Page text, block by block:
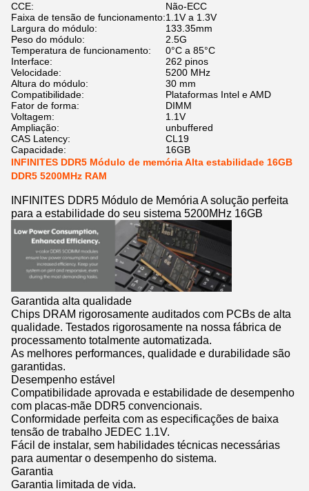
CCE:
Não-ECC
Faixa de tensão de funcionamento:1.1V a 1.3V
Largura do módulo:
133.35mm
Peso do módulo:
2.5G
Temperatura de funcionamento:
0°C a 85°C
Interface:
262 pinos
Velocidade:
5200 MHz
Altura do módulo:
30 mm
Compatibilidade:
Plataformas Intel e AMD
Fator de forma:
DIMM
Voltagem:
1.1V
Ampliação:
unbuffered
CAS Latency:
CL19
Capacidade:
16GB
INFINITES DDR5 Módulo de memória Alta estabilidade 16GB
DDR5 5200MHz RAM
INFINITES DDR5 Módulo de Memória A solução perfeita
para a estabilidade do seu sistema 5200MHz 16GB
Garantida alta qualidade
Chips DRAM rigorosamente auditados com PCBs de alta
qualidade. Testados rigorosamente na nossa fábrica de
processamento totalmente automatizada.
As melhores performances, qualidade e durabilidade são
garantidas.
Desempenho estável
Compatibilidade aprovada e estabilidade de desempenho
com placas-mãe DDR5 convencionais.
Conformidade perfeita com as especificações de baixa
tensão de trabalho JEDEC 1.1V.
Fácil de instalar, sem habilidades técnicas necessárias
para aumentar o desempenho do sistema.
Garantia
Garantia limitada de vida.